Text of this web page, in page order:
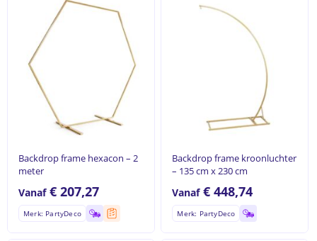
Backdrop frame hexacon – 2
meter
Vanaf€ 207,27
Merk: PartyDeco
Backdrop frame kroonluchter
– 135 cm x 230 cm
Vanaf€448,74
Merk: PartyDeco